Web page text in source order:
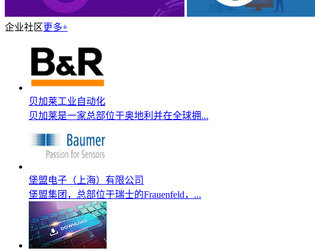
企业社区更多+
贝加莱工业自动化
贝加莱是一家总部位于奥地利并在全球拥...
堡盟电子（上海）有限公司
堡盟集团，总部位于瑞士的Frauenfeld，...